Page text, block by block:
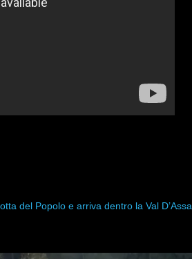
del Popolo e arriva dentro la Val D’Assa.